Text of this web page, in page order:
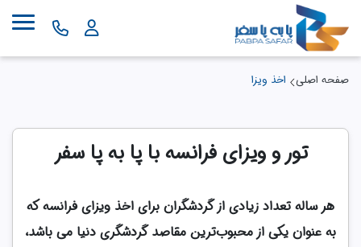
صفحه اصلی اخذ ویزا
تور و ویزای فرانسه با پا به پا سفر
هر ساله تعداد زیادی از گردشگران برای اخذ ویزای فرانسه که
به عنوان یکی از محبوب‌ترین مقاصد گردشگری دنیا می باشد،